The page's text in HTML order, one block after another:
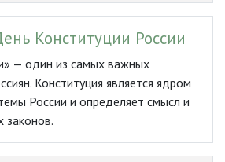
Конституции России
— один из самых важных
Конституция является ядром
России и определяет смысл и
законов.